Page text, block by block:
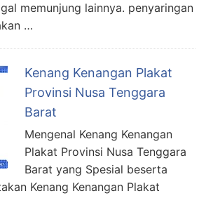
memunjung lainnya. penyaringan
…
Kenang Kenangan Plakat
Provinsi Nusa Tenggara
Barat
Mengenal Kenang Kenangan
Plakat Provinsi Nusa Tenggara
Barat yang Spesial beserta
Kenang Kenangan Plakat